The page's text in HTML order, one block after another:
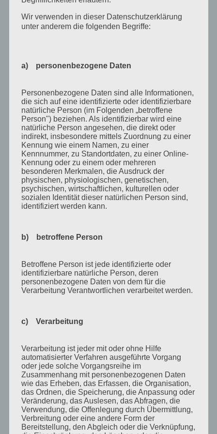
November 2015
Juli 2015
Mai 2015
April 2015
August 2014
Juli 2014
Juni 2014
Januar 2014
August 2013
Juli 2013
Mai 2013
März 2013
August 2012
Juli 2012
April 2012
Februar 2012
November 2011
Oktober 2011
September 2011
August 2011
Juli 2011
Wir verwenden in dieser Datenschutzerklärung
unter anderem die folgenden Begriffe:
a) personenbezogene Daten
Personenbezogene Daten sind alle Informationen,
die sich auf eine identifizierte oder identifizierbare
natürliche Person (im Folgenden „betroffene
Person") beziehen. Als identifizierbar wird eine
natürliche Person angesehen, die direkt oder
indirekt, insbesondere mittels Zuordnung zu einer
Kennung wie einem Namen, zu einer
Kennnummer, zu Standortdaten, zu einer Online-
Kennung oder zu einem oder mehreren
besonderen Merkmalen, die Ausdruck der
physischen, physiologischen, genetischen,
psychischen, wirtschaftlichen, kulturellen oder
sozialen Identität dieser natürlichen Person sind,
identifiziert werden kann.
b) betroffene Person
Betroffene Person ist jede identifizierte oder
identifizierbare natürliche Person, deren
personenbezogene Daten von dem für die
Verarbeitung Verantwortlichen verarbeitet werden.
c) Verarbeitung
Verarbeitung ist jeder mit oder ohne Hilfe
automatisierter Verfahren ausgeführte Vorgang
oder jede solche Vorgangsreihe im
Zusammenhang mit personenbezogenen Daten
wie das Erheben, das Erfassen, die Organisation,
das Ordnen, die Speicherung, die Anpassung oder
Veränderung, das Auslesen, das Abfragen, die
Verwendung, die Offenlegung durch Übermittlung,
Verbreitung oder eine andere Form der
Bereitstellung, den Abgleich oder die Verknüpfung,